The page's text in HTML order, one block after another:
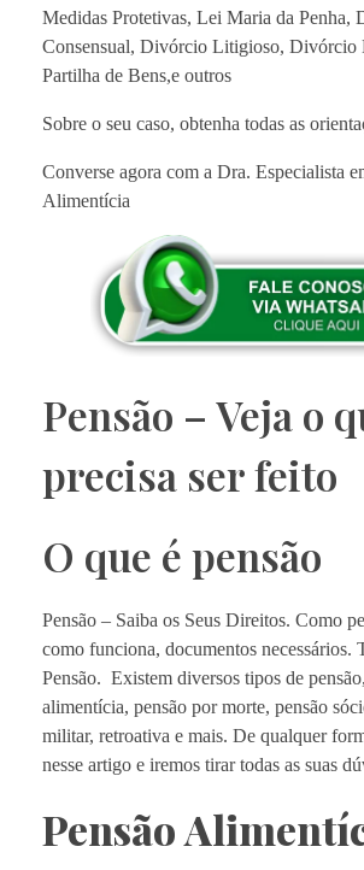
Medidas Protetivas, Lei Maria da Penha,
Consensual, Divórcio Litigioso, Divórcio
Partilha de Bens,e outros
Sobre o seu caso, obtenha todas as
Converse agora com a Dra. Especialista
Alimentícia
Pensão – Veja o
precisa ser feito
O que é pensão
Pensão – Saiba os Seus Direitos. Como
como funciona, documentos necessários.
Pensão. Existem diversos tipos de
alimentícia, pensão por morte, pensão
militar, retroativa e mais. De qualquer
nesse artigo e iremos tirar todas as suas
Pensão